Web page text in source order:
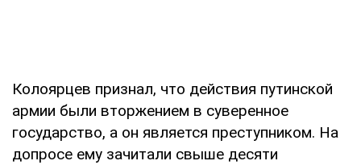
Колоярцев признал, что действия путинской
армии были вторжением в суверенное
государство, а он является преступником. На
допросе ему зачитали свыше десяти